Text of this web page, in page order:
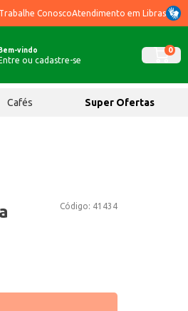
Trabalhe ConoscoAtendimento em Libras
vindo
ou cadastre-se
0
Cafés Super Ofertas
Código: 41434